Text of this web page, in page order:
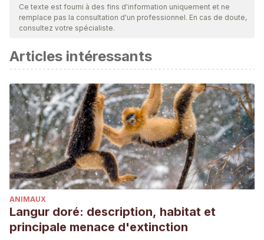
par notre équipe pour garantir leur qualité, leur fiabilité, leur
actualité et leur validité. La bibliographie de cet article a été
ou scientifique
Frans B. M. de Waal. Peacemaking among Primates.
Jankowiak, W. R., Volsche, S. L., & Garcia, J. R. (2015). Is the
romantic–sexual kiss a near human universal?. American
Anthropologist, 117(3), 535-539.
Rafael Wlodarski,Robin I. M. Dunbar.What’s in a Kiss? The
Effect of Romantic Kissing on Mate Desirability.
Ce texte est fourni à des fins d'information uniquement et ne
remplace pas la consultation d'un professionnel. En cas de doute,
consultez votre spécialiste.
Articles intéressants
ANIMAUX
Langur doré: description, habitat et
principale menace d'extinction